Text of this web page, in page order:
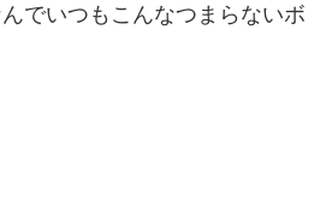
でいつもこんなつまらないボ